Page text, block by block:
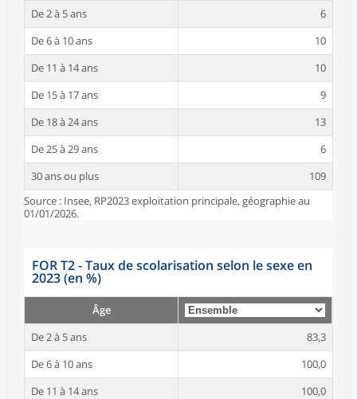
De 2 à 5 ans
6
De 6 à 10 ans
10
De 11 à 14 ans
10
De 15 à 17 ans
9
De 18 à 24 ans
13
De 25 à 29 ans
6
30 ans ou plus
109
Source : Insee, RP2023 exploitation principale, géographie au
01/01/2026.
FOR T2 - Taux de scolarisation selon le sexe en
2023 (en %)
Âge
De 2 à 5 ans
83,3
De 6 à 10 ans
100,0
De 11 à 14 ans
100,0